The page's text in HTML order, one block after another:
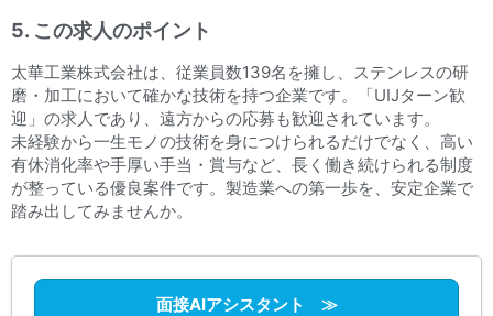
5. この求人のポイント
太華工業株式会社は、従業員数139名を擁し、ステンレスの研
磨・加工において確かな技術を持つ企業です。「UIJターン歓
迎」の求人であり、遠方からの応募も歓迎されています。
未経験から一生モノの技術を身につけられるだけでなく、高い
有休消化率や手厚い手当・賞与など、長く働き続けられる制度
が整っている優良案件です。製造業への第一歩を、安定企業で
踏み出してみませんか。
面接AIアシスタント ≫